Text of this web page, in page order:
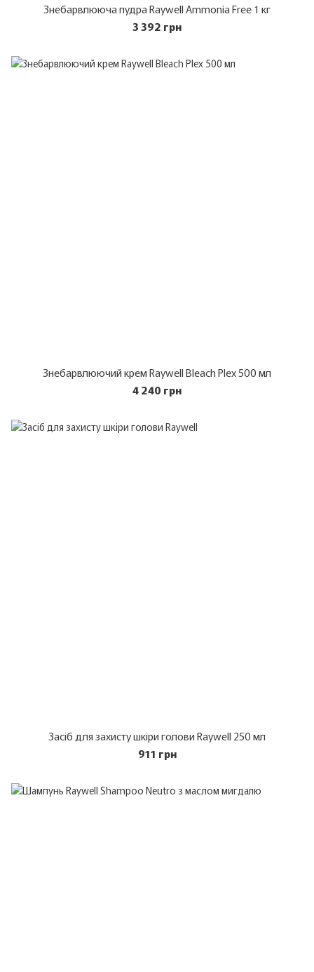
Знебарвлююча пудра Raywell Ammonia Free 1 кг
3 392 грн
Знебарвлюючий крем Raywell Bleach Plex 500 мл
4 240 грн
Засіб для захисту шкіри голови Raywell 250 мл
911 грн